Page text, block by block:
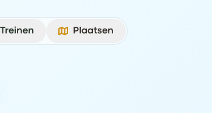
Treinen Plaatsen